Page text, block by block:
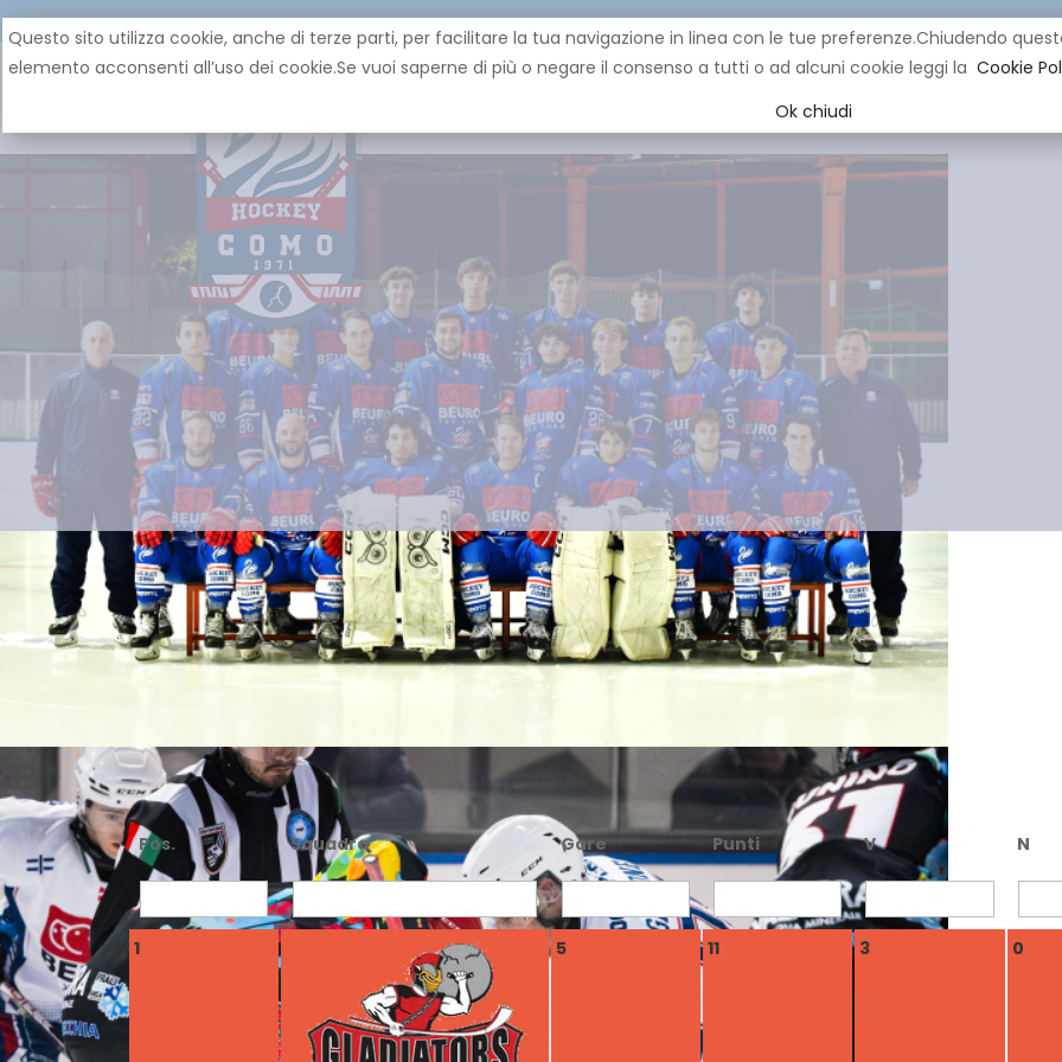
YOUNG
Pos. Squadra Gare Punti V N
1 5 11 3 0
Questo sito utilizza cookie, anche di terze parti, per facilitare la tua navigazione in linea con le tue preferenze.Chiudendo
elemento acconsenti all’uso dei cookie.Se vuoi saperne di più o negare il consenso a tutti o ad alcuni cookie leggi la Cookie
Ok chiudi